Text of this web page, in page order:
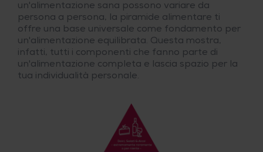
un'alimentazione sana possono variare da
persona a persona, la piramide alimentare ti
offre una base universale come fondamento per
un'alimentazione equilibrata. Questa mostra,
infatti, tutti i componenti che fanno parte di
un'alimentazione completa e lascia spazio per la
tua individualità personale.